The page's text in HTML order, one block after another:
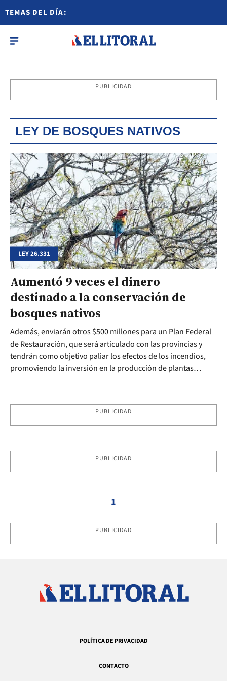
TEMAS DEL DÍA:
PUBLICIDAD
LEY DE BOSQUES NATIVOS
LEY 26.331
Aumentó 9 veces el dinero
destinado a la conservación de
bosques nativos
Además, enviarán otros $500 millones para un Plan Federal
de Restauración, que será articulado con las provincias y
tendrán como objetivo paliar los efectos de los incendios,
promoviendo la inversión en la producción de plantas
PUBLICIDAD
PUBLICIDAD
1
PUBLICIDAD
POLÍTICA DE PRIVACIDAD
CONTACTO